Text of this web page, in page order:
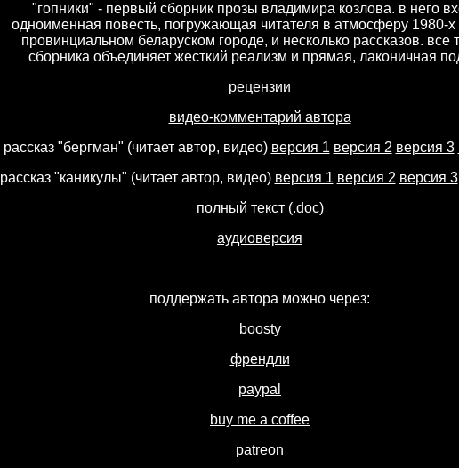
"гопники" - первый сборник прозы владимира козлова. в него
одноименная повесть, погружающая читателя в атмосферу 1980-х
провинциальном беларуском городе, и несколько рассказов. все
сборника объединяет жесткий реализм и прямая, лаконичная
рецензии
видео-комментарий автора
рассказ "бергман" (читает автор, видео) версия 1 версия 2 версия 3
рассказ "каникулы" (читает автор, видео) версия 1 версия 2 версия 3
полный текст (.doc)
аудиоверсия
поддержать автора можно через:
boosty
френдли
paypal
buy me a coffee
patreon